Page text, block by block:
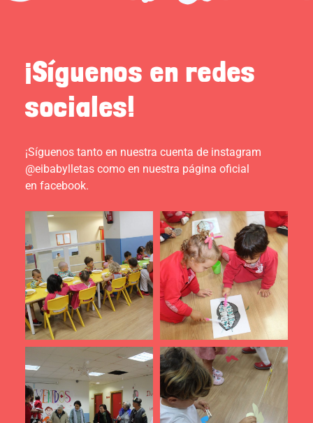
¡Síguenos en redes
sociales!
¡Síguenos tanto en nuestra cuenta de instagram
@eibabylletas como en nuestra página oficial
en facebook.